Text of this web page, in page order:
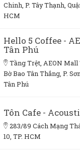
Chinh, P. Tây Thạnh,
HCM
Hello 5 Coffee -
Tân Phú
Tầng Trệt, AEON Mall
Bờ Bao Tân Thắng, P.
Tân Phú
Tôn Cafe -
283/89 Cách Mạng
10, TP. HCM